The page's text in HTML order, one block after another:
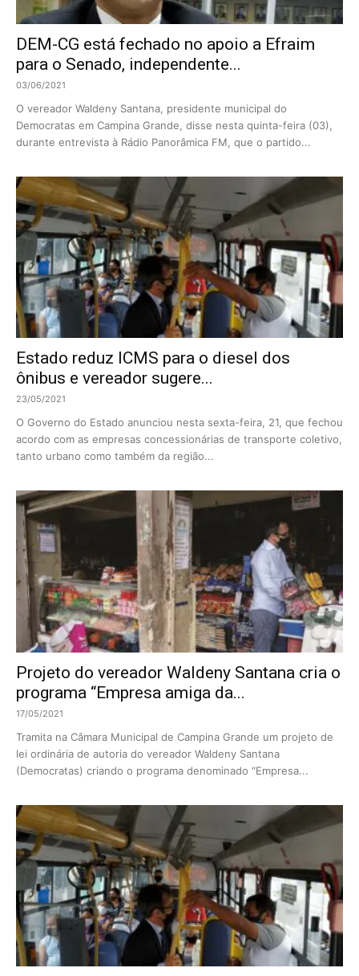
DEM-CG está fechado no apoio a Efraim
para o Senado, independente...
03/06/2021
O vereador Waldeny Santana, presidente municipal do
Democratas em Campina Grande, disse nesta quinta-feira (03),
durante entrevista à Rádio Panorâmica FM, que o partido...
Estado reduz ICMS para o diesel dos
ônibus e vereador sugere...
23/05/2021
O Governo do Estado anunciou nesta sexta-feira, 21, que fechou
acordo com as empresas concessionárias de transporte coletivo,
tanto urbano como também da região...
Projeto do vereador Waldeny Santana cria o
programa “Empresa amiga da...
17/05/2021
Tramita na Câmara Municipal de Campina Grande um projeto de
lei ordinária de autoria do vereador Waldeny Santana
(Democratas) criando o programa denominado “Empresa...